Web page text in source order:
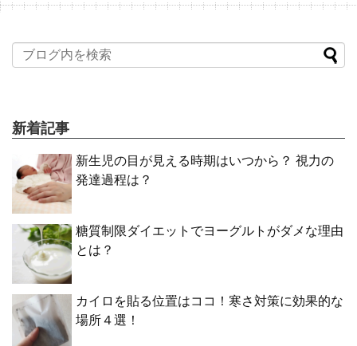
新着記事
新生児の目が見える時期はいつから？ 視力の
発達過程は？
糖質制限ダイエットでヨーグルトがダメな理由
とは？
カイロを貼る位置はココ！寒さ対策に効果的な
場所４選！